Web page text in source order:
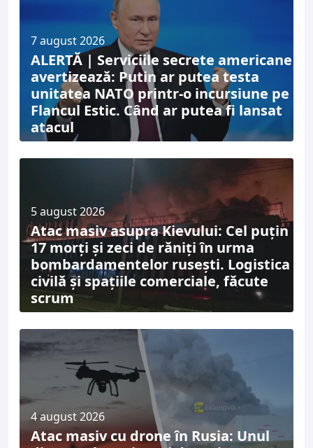
7 august 2026
ALERTĂ | Serviciile secrete americane
avertizează: Putin ar putea testa
unitatea NATO printr-o incursiune pe
Flancul Estic. Când ar putea fi lansat
atacul
5 august 2026
Atac masiv asupra Kievului: Cel puțin
17 morți și zeci de răniți în urma
bombardamentelor rusești. Logistica
civilă și spațiile comerciale, făcute
scrum
4 august 2026
Atac masiv cu drone în Rusia: Unul